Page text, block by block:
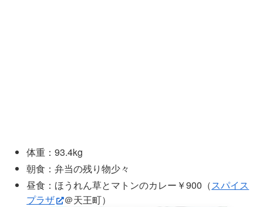
体重：93.4kg
朝食：弁当の残り物少々
昼食：ほうれん草とマトンのカレー￥900（スパイス
プラザ
＠天王町）